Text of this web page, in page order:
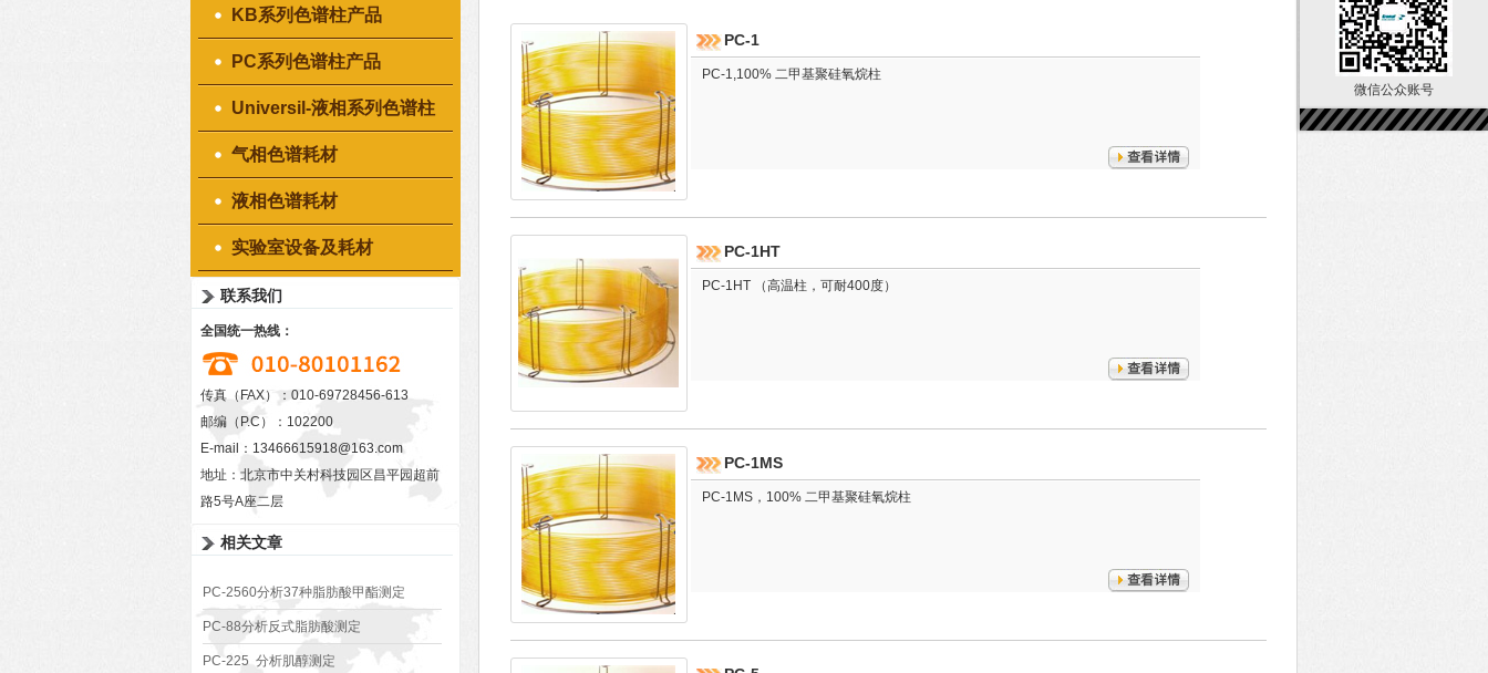
KB系列色谱柱产品
PC系列色谱柱产品
Universil-液相系列色谱柱
产品
气相色谱耗材
液相色谱耗材
实验室设备及耗材
联系我们
全国统一热线：
传真（FAX）：010-69728456-613
邮编（P.C）：102200
E-mail： 13466615918@163.com
地址：北京市中关村科技园区昌平园超前
路5号A座二层
相关文章
PC-2560分析37种脂肪酸甲酯测定
PC-88分析反式脂肪酸测定
PC-225 分析肌醇测定
PC-1
PC-1,100% 二甲基聚硅氧烷柱
PC-1HT
PC-1HT （高温柱，可耐400度）
PC-1MS
PC-1MS，100% 二甲基聚硅氧烷柱
微信公众账号